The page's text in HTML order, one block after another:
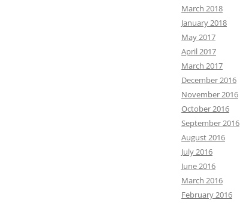
March 2018
January 2018
May 2017
April 2017
March 2017
December 2016
November 2016
October 2016
September 2016
August 2016
July 2016
June 2016
March 2016
February 2016